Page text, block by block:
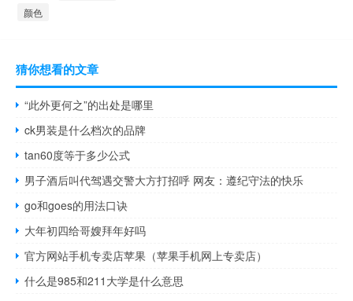
颜色
猜你想看的文章
“此外更何之”的出处是哪里
ck男装是什么档次的品牌
tan60度等于多少公式
男子酒后叫代驾遇交警大方打招呼 网友：遵纪守法的快乐
go和goes的用法口诀
大年初四给哥嫂拜年好吗
官方网站手机专卖店苹果（苹果手机网上专卖店）
什么是985和211大学是什么意思